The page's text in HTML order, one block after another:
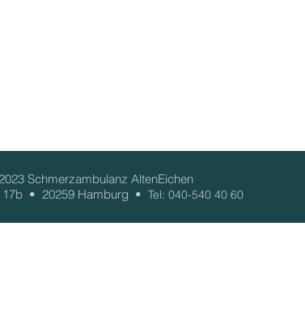
Schmerzambulanz AltenEichen
17b • 20259 Hamburg • Tel: 040-540 40 60